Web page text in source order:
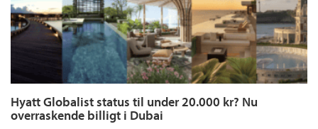
Hyatt Globalist status til under 20.000 kr? Nu
overraskende billigt i Dubai